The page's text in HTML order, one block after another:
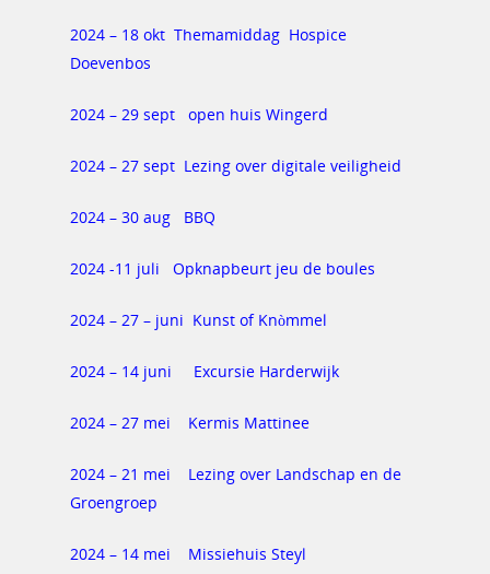
2024 – 18 okt Themamiddag Hospice
Doevenbos
2024 – 29 sept open huis Wingerd
2024 – 27 sept Lezing over digitale veiligheid
2024 – 30 aug BBQ
2024 -11 juli Opknapbeurt jeu de boules
2024 – 27 – juni Kunst of Knòmmel
2024 – 14 juni Excursie Harderwijk
2024 – 27 mei Kermis Mattinee
2024 – 21 mei Lezing over Landschap en de
Groengroep
2024 – 14 mei Missiehuis Steyl